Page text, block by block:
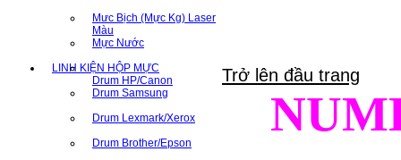
Mưc Bịch (Mực Kg) Laser
Màu
Mực Nước
LINH KIỆN HỘP MỰC
Drum HP/Canon
Drum Samsung
Drum Lexmark/Xerox
Drum Brother/Epson
Trở lên đầu trang